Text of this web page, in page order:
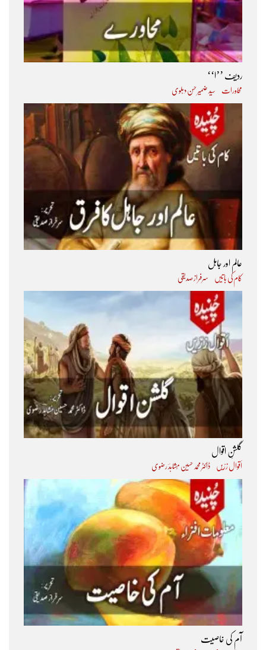
ردیف ’’ا‘‘
محاورات سید ضمیر حسن دہلوی
عالم اور جاہل
کام کی باتیں سرفراز صدیقی
گلشنِ اقوال
اَقوال زرّیں ڈاکٹر محمد حسین مُشاہدؔ رضوی
آم کی خاصیت